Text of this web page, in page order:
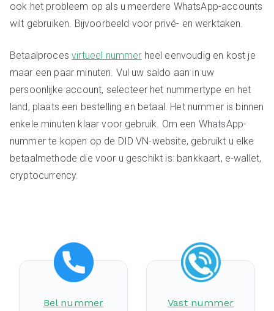
ook het probleem op als u meerdere WhatsApp-accounts
wilt gebruiken. Bijvoorbeeld voor privé- en werktaken.
Betaalprocesvirtueel nummer heel eenvoudig en kost je
maar een paar minuten. Vul uw saldo aan in uw
persoonlijke account, selecteer het nummertype en het
land, plaats een bestelling en betaal. Het nummer is binnen
enkele minuten klaar voor gebruik. Om een WhatsApp-
nummer te kopen op de DID VN-website, gebruikt u elke
betaalmethode die voor u geschikt is: bankkaart, e-wallet,
cryptocurrency.
Bel nummer Vast nummer